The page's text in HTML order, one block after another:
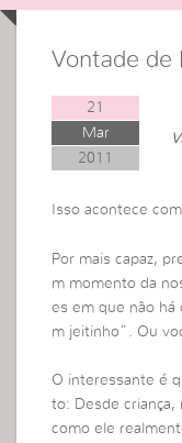
Vontade de
21
Mar
2011
Isso acontece
Por mais capaz,
m momento da
es em que não há
m jeitinho”. Ou
O interessante é
to: Desde
como ele